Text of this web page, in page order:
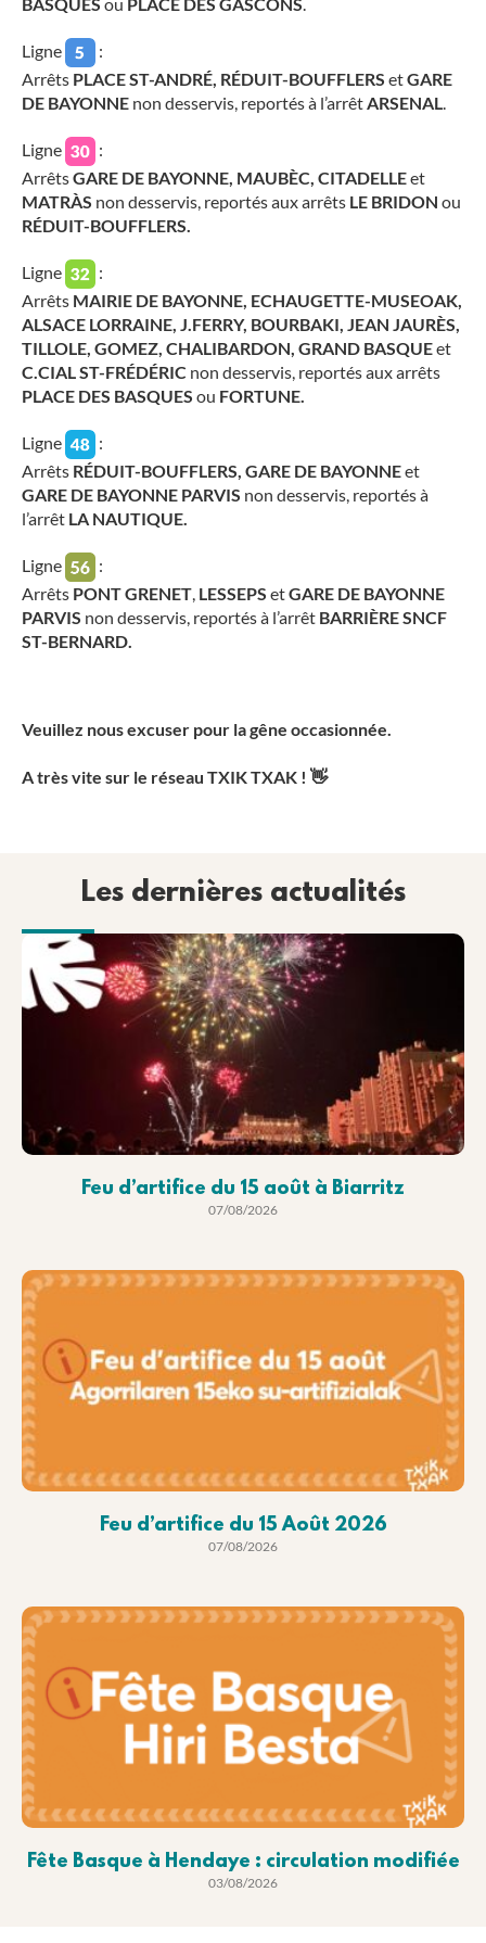
Ligne
:
Arrêts PLACE ST-ANDRÉ, RÉDUIT-BOUFFLERS etGARE
DE BAYONNE non desservis, reportés à l’arrêt ARSENAL
Ligne
:
ArrêtsGARE DE BAYONNE, MAUBÈC, CITADELLEet
MATRÀS non desservis, reportés aux arrêts LE BRIDON ou
RÉDUIT-BOUFFLERS.
Ligne
:
Arrêts MAIRIE DE BAYONNE, ECHAUGETTE-MUSEOAK,
ALSACE LORRAINE, J.FERRY, BOURBAKI, JEAN JAURÈS,
TILLOLE, GOMEZ, CHALIBARDON, GRAND BASQUEet
C.CIAL ST-FRÉDÉRIC non desservis, reportés aux arrêts
PLACE DES BASQUES ou FORTUNE.
Ligne
:
Arrêts RÉDUIT-BOUFFLERS, GARE DE BAYONNEet
GARE DE BAYONNE PARVIS non desservis, reportés à
l’arrêt LA NAUTIQUE.
Ligne
:
Arrêts PONT GRENET, LESSEPS etGARE DE BAYONNE
PARVIS non desservis, reportés à l’arrêt BARRIÈRE SNCF
ST-BERNARD.
Veuillez nous excuser pour la gêne occasionnée.
A très vite sur le réseau TXIK TXAK ! 👋
Les dernières actualités
Feu d’artifice du 15 août à Biarritz
07/08/2026
Feu d’artifice du 15 Août 2026
07/08/2026
Fête Basque à Hendaye : circulation modifiée
03/08/2026